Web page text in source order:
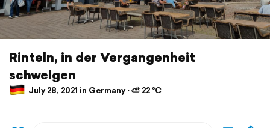
Rinteln, in der Vergangenheit
schwelgen
July 28, 2021 in Germany ⋅ ⛅ 22 °C